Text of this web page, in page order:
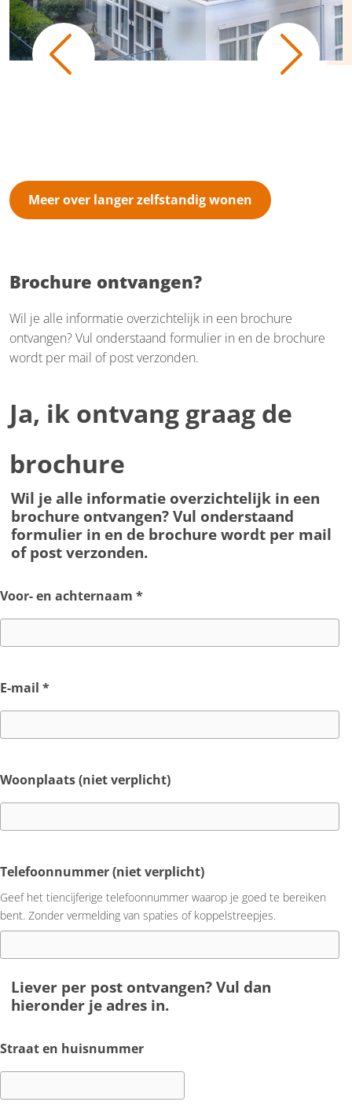
Previous Next
Meer over langer zelfstandig wonen
Brochure ontvangen?
Wil je alle informatie overzichtelijk in een brochure
ontvangen? Vul onderstaand formulier in en de brochure
wordt per mail of post verzonden.
Ja, ik ontvang graag de
brochure
Wil je alle informatie overzichtelijk in een
brochure ontvangen? Vul onderstaand
formulier in en de brochure wordt per mail
of post verzonden.
Voor- en achternaam *
E-mail *
Woonplaats (niet verplicht)
Telefoonnummer (niet verplicht)
Geef het tiencijferige telefoonnummer waarop je goed te bereiken
bent. Zonder vermelding van spaties of koppelstreepjes.
Liever per post ontvangen? Vul dan
hieronder je adres in.
Straat en huisnummer